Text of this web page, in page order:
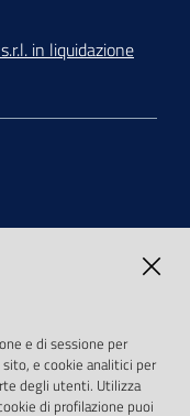
in liquidazione
e di sessione per
e cookie analitici per
degli utenti. Utilizza
di profilazione puoi